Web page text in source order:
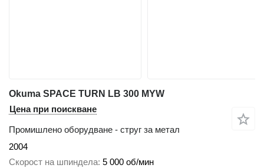
Okuma SPACE TURN LB 300 MYW
Цена при поискване
Промишлено оборудване - струг за метал
2004
Скорост на шпиндела 5 000 об/мин